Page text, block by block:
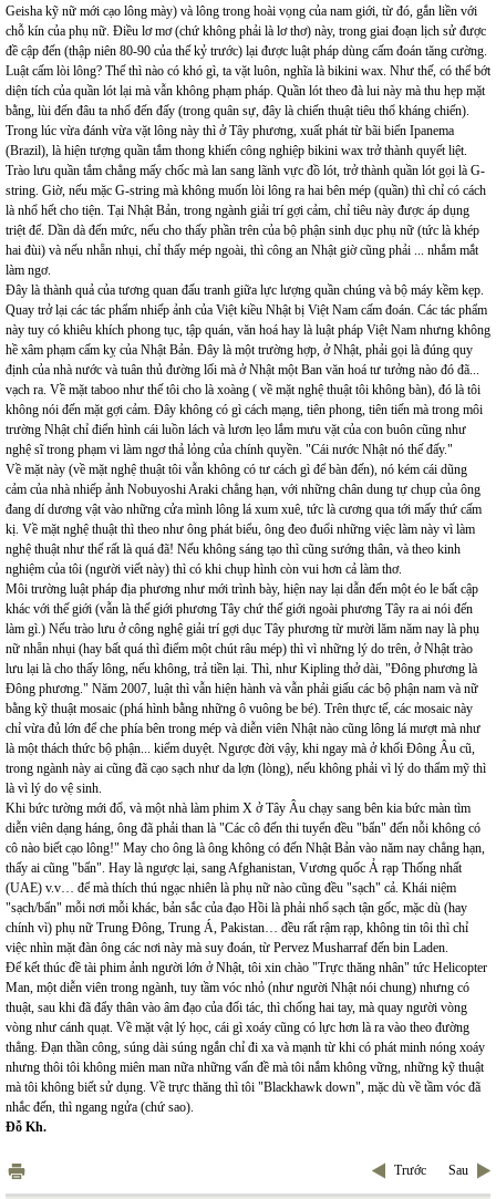
Geisha kỹ nữ mới cạo lông mày) và lông trong hoài vọng của nam giới, từ đó, gắn liền với
chỗ kín của phụ nữ. Điều lơ mơ (chứ không phải là lơ thơ) này, trong giai đoạn lịch sử được
đề cập đến (thập niên 80-90 của thế kỷ trước) lại được luật pháp dùng cấm đoán tăng cường.
Luật cấm lòi lông? Thế thì nào có khó gì, ta vặt luôn, nghĩa là bikini wax. Như thế, có thể bớt
diện tích của quần lót lại mà vẫn không phạm pháp. Quần lót theo đà lui này mà thu hẹp mặt
bằng, lùi đến đâu ta nhổ đến đấy (trong quân sự, đây là chiến thuật tiêu thổ kháng chiến).
Trong lúc vừa đánh vừa vặt lông này thì ở Tây phương, xuất phát từ bãi biển Ipanema
(Brazil), là hiện tượng quần tắm thong khiến công nghiệp bikini wax trở thành quyết liệt.
Trào lưu quần tắm chẳng mấy chốc mà lan sang lãnh vực đồ lót, trở thành quần lót gọi là G-
string. Giờ, nếu mặc G-string mà không muốn lòi lông ra hai bên mép (quần) thì chỉ có cách
là nhổ hết cho tiện. Tại Nhật Bản, trong ngành giải trí gợi cảm, chỉ tiêu này được áp dụng
triệt để. Dần dà đến mức, nếu cho thấy phần trên của bộ phận sinh dục phụ nữ (tức là khép
hai đùi) và nếu nhẵn nhụi, chỉ thấy mép ngoài, thì công an Nhật giờ cũng phải ... nhắm mắt
làm ngơ.
Đây là thành quả của tương quan đấu tranh giữa lực lượng quần chúng và bộ máy kềm kẹp.
Quay trở lại các tác phẩm nhiếp ảnh của Việt kiều Nhật bị Việt Nam cấm đoán. Các tác phẩm
này tuy có khiêu khích phong tục, tập quán, văn hoá hay là luật pháp Việt Nam nhưng không
hề xâm phạm cấm kỵ của Nhật Bản. Đây là một trường hợp, ở Nhật, phải gọi là đúng quy
định của nhà nước và tuân thủ đường lối mà ở Nhật một Ban văn hoá tư tưởng nào đó đã...
vạch ra. Về mặt taboo như thế tôi cho là xoàng ( về mặt nghệ thuật tôi không bàn), đó là tôi
không nói đến mặt gợi cảm. Đây không có gì cách mạng, tiên phong, tiên tiến mà trong môi
trường Nhật chỉ điển hình cái luồn lách và lươn lẹo lắm mưu vặt của con buôn cũng như
nghệ sĩ trong phạm vi làm ngơ thả lỏng của chính quyền. "Cái nước Nhật nó thế đấy."
Về mặt này (về mặt nghệ thuật tôi vẫn không có tư cách gì để bàn đến), nó kém cái dũng
cảm của nhà nhiếp ảnh Nobuyoshi Araki chẳng hạn, với những chân dung tự chụp của ông
đang dí dương vật vào những cửa mình lông lá xum xuê, tức là cương qua tới mấy thứ cấm
kị. Về mặt nghệ thuật thì theo như ông phát biểu, ông đeo đuổi những việc làm này vì làm
nghệ thuật như thế rất là quá đã! Nếu không sáng tạo thì cũng sướng thân, và theo kinh
nghiệm của tôi (người viết này) thì có khi chụp hình còn vui hơn cả làm thơ.
Môi trường luật pháp địa phương như mới trình bày, hiện nay lại dẫn đến một éo le bất cập
khác với thế giới (vẫn là thế giới phương Tây chứ thế giới ngoài phương Tây ra ai nói đến
làm gì.) Nếu trào lưu ở công nghệ giải trí gợi dục Tây phương từ mười lăm năm nay là phụ
nữ nhẵn nhụi (hay bất quá thì điểm một chút râu mép) thì vì những lý do trên, ở Nhật trào
lưu lại là cho thấy lông, nếu không, trả tiền lại. Thì, như Kipling thở dài, "Đông phương là
Đông phương." Năm 2007, luật thì vẫn hiện hành và vẫn phải giấu các bộ phận nam và nữ
bằng kỹ thuật mosaic (phá hình bằng những ô vuông be bé). Trên thực tế, các mosaic này
chỉ vừa đủ lớn để che phía bên trong mép và diễn viên Nhật nào cũng lông lá mượt mà như
là một thách thức bộ phận... kiểm duyệt. Ngược đời vậy, khi ngay mà ở khối Đông Âu cũ,
trong ngành này ai cũng đã cạo sạch như da lợn (lòng), nếu không phải vì lý do thẩm mỹ thì
là vì lý do vệ sinh.
Khi bức tường mới đổ, và một nhà làm phim X ở Tây Âu chạy sang bên kia bức màn tìm
diễn viên dạng háng, ông đã phải than là "Các cô đến thi tuyển đều "bẩn" đến nỗi không có
cô nào biết cạo lông!" May cho ông là ông không có đến Nhật Bản vào năm nay chẳng hạn,
thấy ai cũng "bẩn". Hay là ngược lại, sang Afghanistan, Vương quốc Ả rạp Thống nhất
(UAE) v.v… để mà thích thú ngạc nhiên là phụ nữ nào cũng đều "sạch" cả. Khái niệm
"sạch/bẩn" mỗi nơi mỗi khác, bản sắc của đạo Hồi là phải nhổ sạch tận gốc, mặc dù (hay
chính vì) phụ nữ Trung Đông, Trung Á, Pakistan… đều rất rậm rạp, không tin tôi thì chỉ
việc nhìn mặt đàn ông các nơi này mà suy đoán, từ Pervez Musharraf đến bin Laden.
Để kết thúc đề tài phim ảnh người lớn ở Nhật, tôi xin chào "Trực thăng nhân" tức Helicopter
Man, một diễn viên trong ngành, tuy tầm vóc nhỏ (như người Nhật nói chung) nhưng có
thuật, sau khi đã đẩy thân vào âm đạo của đối tác, thì chống hai tay, mà quay người vòng
vòng như cánh quạt. Về mặt vật lý học, cái gì xoáy cũng có lực hơn là ra vào theo đường
thẳng. Đạn thần công, súng dài súng ngắn chỉ đi xa và mạnh từ khi có phát minh nóng xoáy
nhưng thôi tôi không miên man nữa những vấn đề mà tôi nắm không vững, những kỹ thuật
mà tôi không biết sử dụng. Về trực thăng thì tôi "Blackhawk down", mặc dù về tầm vóc đã
nhắc đến, thì ngang ngửa (chứ sao).
Đỗ Kh.
Trước Sau